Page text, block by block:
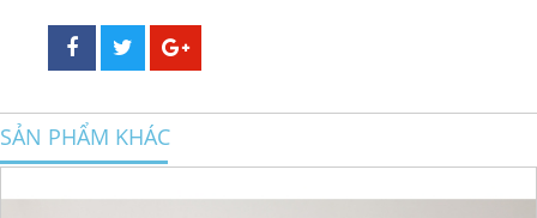
SẢN PHẨM KHÁC